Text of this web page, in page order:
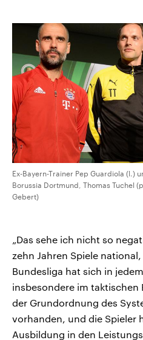
Ex-Bayern-Trainer Pep Guardiola (l.)
Borussia Dortmund, Thomas Tuchel
Gebert)
„Das sehe ich nicht so
zehn Jahren Spiele
Bundesliga hat sich in
insbesondere im taktischen
der Grundordnung des
vorhanden, und die Spieler
Ausbildung in den